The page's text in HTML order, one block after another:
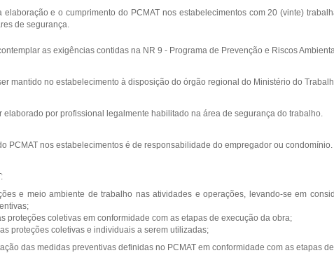
elaboração e o cumprimento do PCMAT nos estabelecimentos com 20 (vinte)
de segurança.
as exigências contidas na NR 9 - Programa de Prevenção e Riscos
mantido no estabelecimento à disposição do órgão regional do Ministério do
elaborado por profissional legalmente habilitado na área de segurança do trabalho.
PCMAT nos estabelecimentos é de responsabilidade do empregador ou condomínio.
e meio ambiente de trabalho nas atividades e operações, levando-se em
proteções coletivas em conformidade com as etapas de execução da obra;
proteções coletivas e individuais a serem utilizadas;
das medidas preventivas definidas no PCMAT em conformidade com as etapas